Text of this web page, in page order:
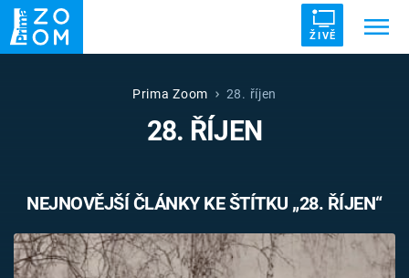
ŽIVĚ
UFO DRUHÁ SVĚTOVÁ VÁLKA
VETŘELCI DÁVNOVĚKU
Témata
Prima Zoom 28. říjen
28. ŘÍJEN
NEJNOVĚJŠÍ ČLÁNKY KE ŠTÍTKU „28. ŘÍJEN“